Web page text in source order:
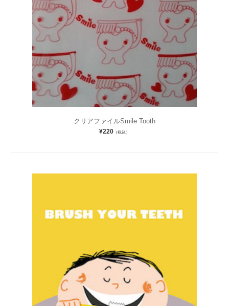
クリアファイルSmile Tooth
¥220 （税込）